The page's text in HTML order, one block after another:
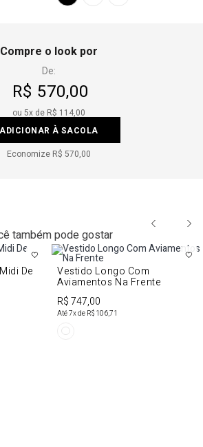
Compre o look por
De:
R$ 570,00
ou 5x de R$ 114,00
ADICIONAR À SACOLA
Economize R$ 570,00
também pode gostar
De Vestido Longo Com
Aviamentos Na Frente
R$ 747,00
Até7x de R$ 106,71